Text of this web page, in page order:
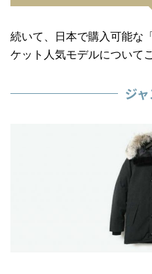
続いて、日本で購入可能な
ケット 人気モデルについて
ジ